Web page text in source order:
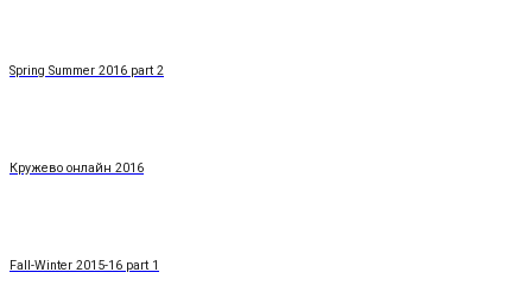
Spring Summer 2016 part 2
Кружево онлайн 2016
Fall-Winter 2015-16 part 1